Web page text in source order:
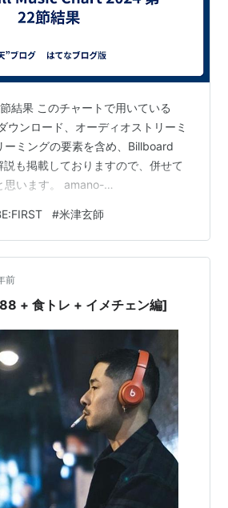
結果 このチャートで用いている
ウンロード、オーディオストリーミ
ーミングの要素を含め、Billboard
も掲載しておりますので、併せて
思います。 amano-
す。 2024 Round 22 Result 今週は
得。「hanataba」はダウンロード数
プ。「Blow Your Cover」は前節のビ
が欠測の疑い（300位圏外）があ…
#米津玄師
前
+ 食トレ + イメチェン編]